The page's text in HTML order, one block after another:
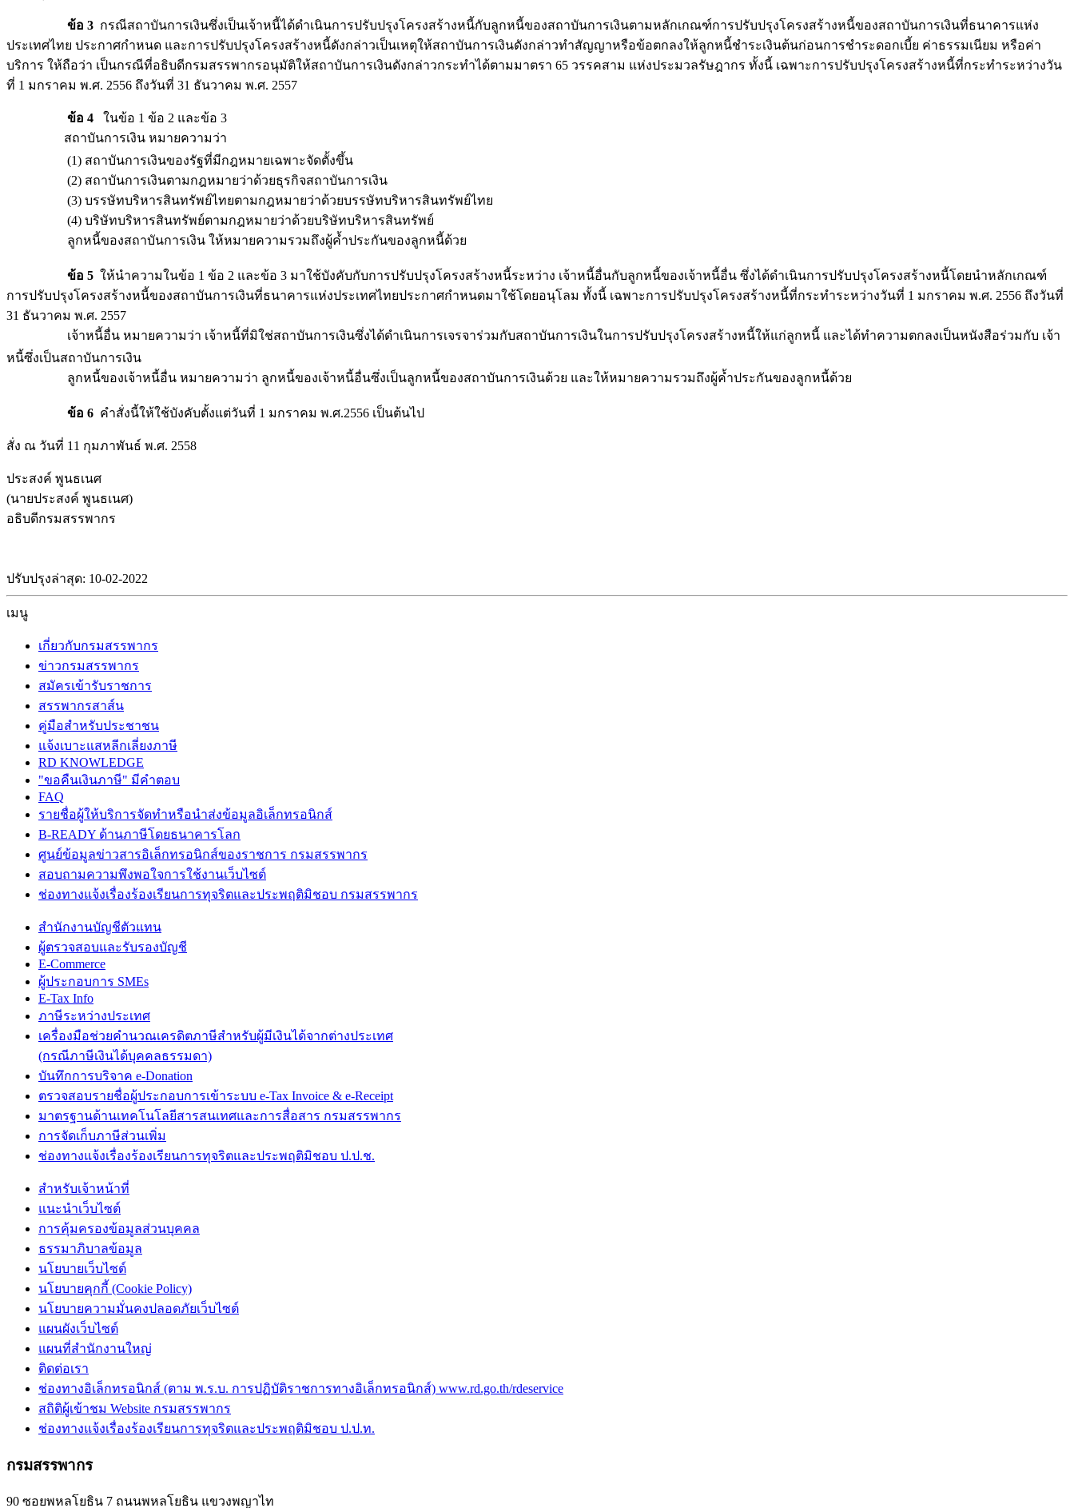
ข้อ 3 กรณีสถาบันการเงินซึ่งเป็นเจ้าหนี้ได้ดำเนินการปรับปรุงโครงสร้างหนี้กับลูกหนี้ของสถาบันการเงินตามหลักเกณฑ์การปรับปรุงโครงสร้างหนี้ของสถาบันการเงินที่ธนาคารแห่ง
ประเทศไทย ประกาศกำหนด และการปรับปรุงโครงสร้างหนี้ดังกล่าวเป็นเหตุให้สถาบันการเงินดังกล่าวทำสัญญาหรือข้อตกลงให้ลูกหนี้ชำระเงินต้นก่อนการชำระดอกเบี้ย ค่าธรรมเนียม หรือค่า
บริการ ให้ถือว่า เป็นกรณีที่อธิบดีกรมสรรพากรอนุมัติให้สถาบันการเงินดังกล่าวกระทำได้ตามมาตรา 65 วรรคสาม แห่งประมวลรัษฎากร ทั้งนี้ เฉพาะการปรับปรุงโครงสร้างหนี้ที่กระทำระหว่างวัน
ที่ 1 มกราคม พ.ศ. 2556 ถึงวันที่ 31 ธันวาคม พ.ศ. 2557
ข้อ 4 ในข้อ 1 ข้อ 2 และข้อ 3
สถาบันการเงิน หมายความว่า
(1) สถาบันการเงินของรัฐที่มีกฎหมายเฉพาะจัดตั้งขึ้น
(2) สถาบันการเงินตามกฎหมายว่าด้วยธุรกิจสถาบันการเงิน
(3) บรรษัทบริหารสินทรัพย์ไทยตามกฎหมายว่าด้วยบรรษัทบริหารสินทรัพย์ไทย
(4) บริษัทบริหารสินทรัพย์ตามกฎหมายว่าด้วยบริษัทบริหารสินทรัพย์
ลูกหนี้ของสถาบันการเงิน ให้หมายความรวมถึงผู้ค้ำประกันของลูกหนี้ด้วย
ข้อ 5 ให้นำความในข้อ 1 ข้อ 2 และข้อ 3 มาใช้บังคับกับการปรับปรุงโครงสร้างหนี้ระหว่าง เจ้าหนี้อื่นกับลูกหนี้ของเจ้าหนี้อื่น ซึ่งได้ดำเนินการปรับปรุงโครงสร้างหนี้โดยนำหลักเกณฑ์
การปรับปรุงโครงสร้างหนี้ของสถาบันการเงินที่ธนาคารแห่งประเทศไทยประกาศกำหนดมาใช้โดยอนุโลม ทั้งนี้ เฉพาะการปรับปรุงโครงสร้างหนี้ที่กระทำระหว่างวันที่ 1 มกราคม พ.ศ. 2556 ถึงวันที่
31 ธันวาคม พ.ศ. 2557
เจ้าหนี้อื่น หมายความว่า เจ้าหนี้ที่มิใช่สถาบันการเงินซึ่งได้ดำเนินการเจรจาร่วมกับสถาบันการเงินในการปรับปรุงโครงสร้างหนี้ให้แก่ลูกหนี้ และได้ทำความตกลงเป็นหนังสือร่วมกับ เจ้า
หนี้ซึ่งเป็นสถาบันการเงิน
ลูกหนี้ของเจ้าหนี้อื่น หมายความว่า ลูกหนี้ของเจ้าหนี้อื่นซึ่งเป็นลูกหนี้ของสถาบันการเงินด้วย และให้หมายความรวมถึงผู้ค้ำประกันของลูกหนี้ด้วย
ข้อ 6 คำสั่งนี้ให้ใช้บังคับตั้งแต่วันที่ 1 มกราคม พ.ศ.2556 เป็นต้นไป
สั่ง ณ วันที่ 11 กุมภาพันธ์ พ.ศ. 2558
ประสงค์ พูนธเนศ
(นายประสงค์ พูนธเนศ)
อธิบดีกรมสรรพากร
ปรับปรุงล่าสุด: 10-02-2022
เมนู
เกี่ยวกับกรมสรรพากร
ข่าวกรมสรรพากร
สมัครเข้ารับราชการ
สรรพากรสาส์น
คู่มือสำหรับประชาชน
แจ้งเบาะแสหลีกเลี่ยงภาษี
RD KNOWLEDGE
"ขอคืนเงินภาษี" มีคำตอบ
FAQ
รายชื่อผู้ให้บริการจัดทำหรือนำส่งข้อมูลอิเล็กทรอนิกส์
B-READY ด้านภาษีโดยธนาคารโลก
ศูนย์ข้อมูลข่าวสารอิเล็กทรอนิกส์ของราชการ กรมสรรพากร
สอบถามความพึงพอใจการใช้งานเว็บไซต์
ช่องทางแจ้งเรื่องร้องเรียนการทุจริตและประพฤติมิชอบ กรมสรรพากร
สำนักงานบัญชีตัวแทน
ผู้ตรวจสอบและรับรองบัญชี
E-Commerce
ผู้ประกอบการ SMEs
E-Tax Info
ภาษีระหว่างประเทศ
เครื่องมือช่วยคำนวณเครดิตภาษีสำหรับผู้มีเงินได้จากต่างประเทศ
(กรณีภาษีเงินได้บุคคลธรรมดา)
บันทึกการบริจาค e-Donation
ตรวจสอบรายชื่อผู้ประกอบการเข้าระบบ e-Tax Invoice & e-Receipt
มาตรฐานด้านเทคโนโลยีสารสนเทศและการสื่อสาร กรมสรรพากร
การจัดเก็บภาษีส่วนเพิ่ม
ช่องทางแจ้งเรื่องร้องเรียนการทุจริตและประพฤติมิชอบ ป.ป.ช.
สำหรับเจ้าหน้าที่
แนะนำเว็บไซต์
การคุ้มครองข้อมูลส่วนบุคคล
ธรรมาภิบาลข้อมูล
นโยบายเว็บไซต์
นโยบายคุกกี้ (Cookie Policy)
นโยบายความมั่นคงปลอดภัยเว็บไซต์
แผนผังเว็บไซต์
แผนที่สำนักงานใหญ่
ติดต่อเรา
ช่องทางอิเล็กทรอนิกส์ (ตาม พ.ร.บ. การปฏิบัติราชการทางอิเล็กทรอนิกส์) www.rd.go.th/rdeservice
สถิติผู้เข้าชม Website กรมสรรพากร
ช่องทางแจ้งเรื่องร้องเรียนการทุจริตและประพฤติมิชอบ ป.ป.ท.
กรมสรรพากร
90 ซอยพหลโยธิน 7 ถนนพหลโยธิน แขวงพญาไท